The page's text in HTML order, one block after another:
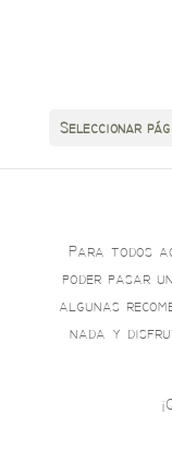
Seleccionar
Para todos
poder pasar
algunas
nada y